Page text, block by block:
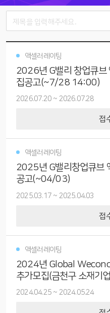
액셀러레이팅
2026년 G밸리 창업큐브
집공고(~7/28 14:00)
2026.07.20 ~ 2026.07.28
접
액셀러레이팅
2025년 G밸리창업큐브
공고(~04/03)
2025.03.17 ~ 2025.04.03
접
액셀러레이팅
2024년 Global
추가모집(금천구 소재기
2024.04.25 ~ 2024.05.24